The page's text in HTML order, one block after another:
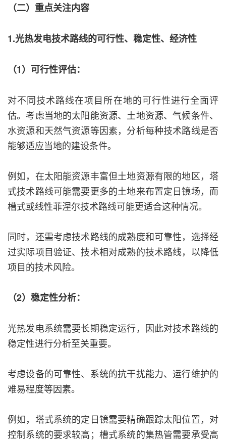
（二）重点关注内容
1.光热发电技术路线的可行性、稳定性、经济性
（1）可行性评估：
对不同技术路线在项目所在地的可行性进行全面评
估。考虑当地的太阳能资源、土地资源、气候条件、
水资源和天然气资源等因素，分析每种技术路线是否
能够适应当地的建设条件。
例如，在太阳能资源丰富但土地资源有限的地区，塔
式技术路线可能需要更多的土地来布置定日镜场，而
槽式或线性菲涅尔技术路线可能更适合这种情况。
同时，还需考虑技术路线的成熟度和可靠性，选择经
过实际项目验证、技术相对成熟的技术路线，以降低
项目的技术风险。
（2）稳定性分析：
光热发电系统需要长期稳定运行，因此对技术路线的
稳定性进行分析至关重要。
考虑设备的可靠性、系统的抗干扰能力、运行维护的
难易程度等因素。
例如，塔式系统的定日镜需要精确跟踪太阳位置，对
控制系统的要求较高；槽式系统的集热管需要承受高